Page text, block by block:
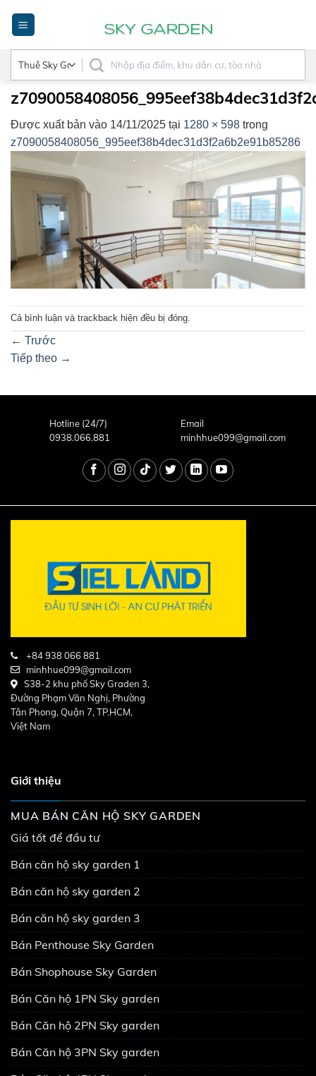
dung
Được xuất bản vào 14/11/2025 tại 1280 × 598 trong
z7090058408056_995eef38b4dec31d3f2a6b2e91b85286
Cả bình luận và trackback hiện đều bị đóng.
← Trước
Tiếp theo →
Hotline (24/7)
0938.066.881
Email
minhhue099@gmail.com
+84 938 066 881
minhhue099@gmail.com
S38-2 khu phố Sky Graden 3,
Đường Phạm Văn Nghị, Phường
Tân Phong, Quận 7, TP.HCM,
Việt Nam
Giới thiệu
MUA BÁN CĂN HỘ SKY GARDEN
Giá tốt để đầu tư
Bán căn hộ sky garden 1
Bán căn hộ sky garden 2
Bán căn hộ sky garden 3
Bán Penthouse Sky Garden
Bán Shophouse Sky Garden
Bán Căn hộ 1PN Sky garden
Bán Căn hộ 2PN Sky garden
Bán Căn hộ 3PN Sky garden